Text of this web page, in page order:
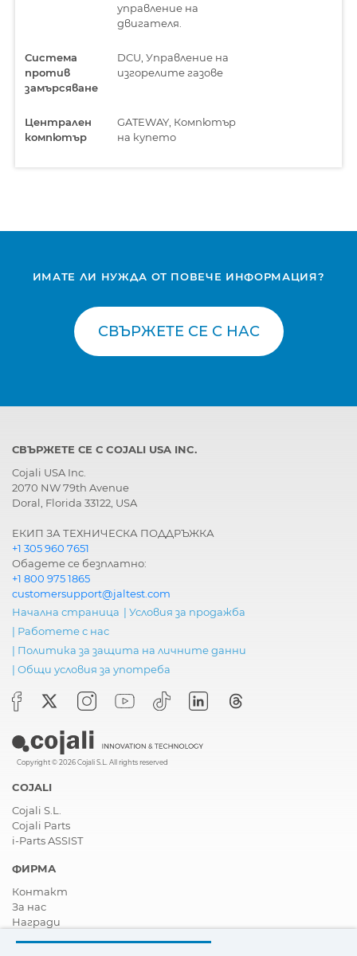
управление на
двигателя.
Система
против
замърсяване
DCU, Управление на
изгорелите газове
Централен
компютър
GATEWAY, Компютър
на купето
ИМАТЕ ЛИ НУЖДА ОТ ПОВЕЧЕ ИНФОРМАЦИЯ?
СВЪРЖЕТЕ СЕ С НАС
СВЪРЖЕТЕ СЕ С COJALI USA INC.
Cojali USA Inc.
2070 NW 79th Avenue
Doral, Florida 33122, USA
ЕКИП ЗА ТЕХНИЧЕСКА ПОДДРЪЖКА
+1 305 960 7651
Обадете се безплатно:
+1 800 975 1865
customersupport@jaltest.com
Начална страница | Условия за продажба
| Работете с нас
| Политика за защита на личните данни
| Общи условия за употреба
Copyright © 2026 Cojali S.L. All rights reserved
COJALI
Cojali S.L.
Cojali Parts
i-Parts ASSIST
ФИРМА
Контакт
За нас
Награди